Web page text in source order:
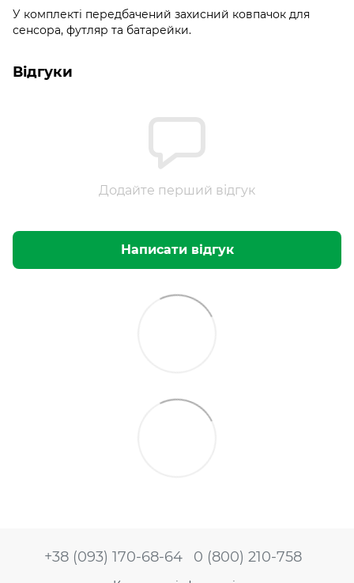
У комплекті передбачений захисний ковпачок для
сенсора, футляр та батарейки.
Відгуки
Додайте перший відгук
Написати відгук
+38 (093) 170-68-64 0 (800) 210-758